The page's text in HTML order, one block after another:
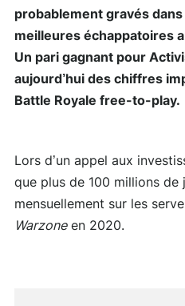
probablement gravés
meilleures échappatoires
Un pari gagnant pour
aujourd’hui des chiffres
Battle Royale free-to-play.
Lors d’un appel aux
que plus de 100 millions de
mensuellement sur les
Warzoneen 2020.